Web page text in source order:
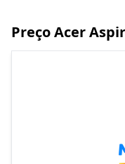
Preço Acer